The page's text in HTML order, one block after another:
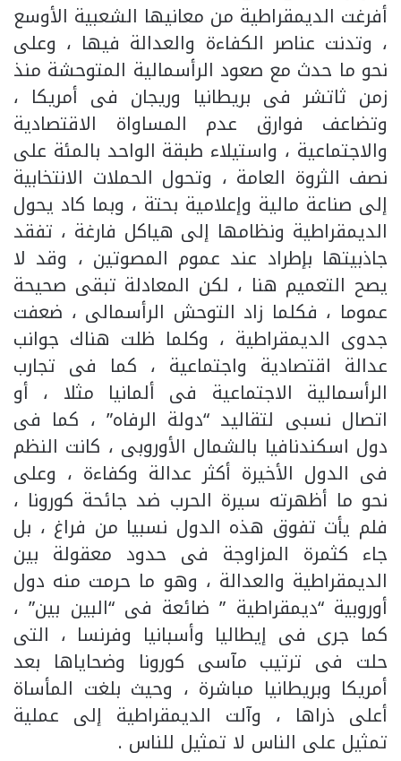
أفرغت الديمقراطية من معانيها الشعبية الأوسع
، وتدنت عناصر الكفاءة والعدالة فيها ، وعلى
نحو ما حدث مع صعود الرأسمالية المتوحشة منذ
زمن ثاتشر فى بريطانيا وريجان فى أمريكا ،
وتضاعف فوارق عدم المساواة الاقتصادية
والاجتماعية ، واستيلاء طبقة الواحد بالمئة على
نصف الثروة العامة ، وتحول الحملات الانتخابية
إلى صناعة مالية وإعلامية بحتة ، وبما كاد يحول
الديمقراطية ونظامها إلى هياكل فارغة ، تفقد
جاذبيتها بإطراد عند عموم المصوتين ، وقد لا
يصح التعميم هنا ، لكن المعادلة تبقى صحيحة
عموما ، فكلما زاد التوحش الرأسمالى ، ضعفت
جدوى الديمقراطية ، وكلما ظلت هناك جوانب
عدالة اقتصادية واجتماعية ، كما فى تجارب
الرأسمالية الاجتماعية فى ألمانيا مثلا ، أو
اتصال نسبى لتقاليد “دولة الرفاه” ، كما فى
دول اسكندنافيا بالشمال الأوروبى ، كانت النظم
فى الدول الأخيرة أكثر عدالة وكفاءة ، وعلى
نحو ما أظهرته سيرة الحرب ضد جائحة كورونا ،
فلم يأت تفوق هذه الدول نسبيا من فراغ ، بل
جاء كثمرة المزاوجة فى حدود معقولة بين
الديمقراطية والعدالة ، وهو ما حرمت منه دول
أوروبية “ديمقراطية ” ضائعة فى “البين بين” ،
كما جرى فى إيطاليا وأسبانيا وفرنسا ، التى
حلت فى ترتيب مآسى كورونا وضحاياها بعد
أمريكا وبريطانيا مباشرة ، وحيث بلغت المأساة
أعلى ذراها ، وآلت الديمقراطية إلى عملية
تمثيل على الناس لا تمثيل للناس .